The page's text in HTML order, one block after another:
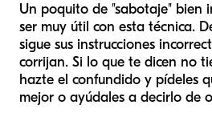
Un poquito de "sabotaje" bien
ser muy útil con esta técnica.
sigue sus instrucciones
corrijan. Si lo que te dicen no
hazte el confundido y pídeles
mejor o ayúdales a decirlo de